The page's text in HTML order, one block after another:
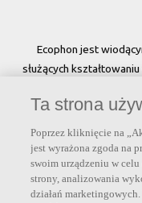
Ecophon jest
służących
sufitowe, które
zdrowego klimatu w
Ta strona
Poprzez kliknięcie na
jest wyrażona zgoda na
swoim urządzeniu w
strony, analizowania
działań